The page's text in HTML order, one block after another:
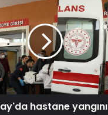
hastane yangını